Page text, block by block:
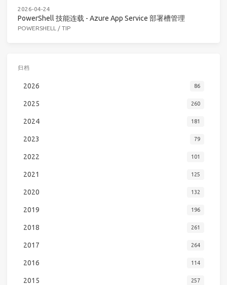
2026-04-24
PowerShell 技能连载 - Azure App Service 部署槽管理
POWERSHELL / TIP
归档
2026 86
2025 260
2024 181
2023 79
2022 101
2021 125
2020 132
2019 196
2018 261
2017 264
2016 114
2015 257